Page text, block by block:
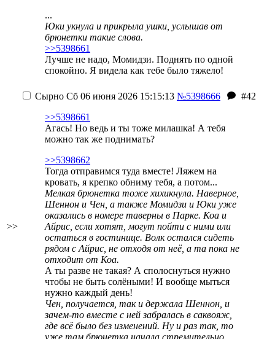
...
Юки укнула и прикрыла ушки, услышав от
брюнетки такие слова.
>>5398661
Лучше не надо, Момидзи. Поднять по одной
спокойно. Я видела как тебе было тяжело!
>>
Сырно Сб 06 июня 2026 15:15:13 №5398666
#42
>>5398661
Агась! Но ведь и ты тоже милашка! А тебя
можно так же поднимать?
>>5398662
Тогда отправимся туда вместе! Ляжем на
кровать, я крепко обниму тебя, а потом...
Мелкая брюнетка тоже хихикнула. Наверное,
Шеннон и Чен, а также Момидзи и Юки уже
оказались в номере таверны в Парке. Коа и
Айрис, если хотят, могут пойти с ними или
остаться в гостинице. Волк остался сидеть
рядом с Айрис, не отходя от неё, а та пока не
отходит от Коа.
А ты разве не такая? А сполоснуться нужно
чтобы не быть солёными! И вообще мыться
нужно каждый день!
Чен, получается, так и держала Шеннон, и
зачем-то вместе с ней забралась в саквояж,
где всё было без изменений. Ну и раз так, то
уже там брюнетка начала стремительно